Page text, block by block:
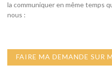
la communiquer en même temps
nous :
FAIRE MA DEMANDE SUR